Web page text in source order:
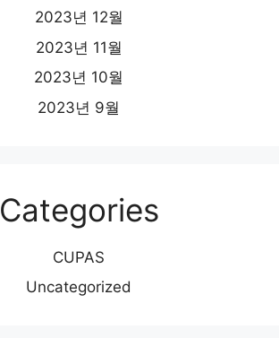
2023년 12월
2023년 11월
2023년 10월
2023년 9월
Categories
CUPAS
Uncategorized